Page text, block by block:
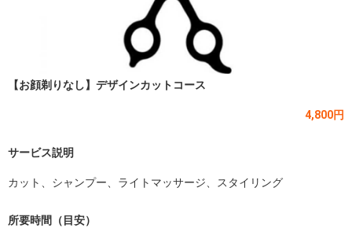
【お顔剃りなし】デザインカットコース
4,800円
サービス説明
カット、シャンプー、ライトマッサージ、スタイリング
所要時間（目安）